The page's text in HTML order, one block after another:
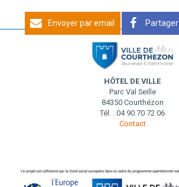
Envoyer par email Partager
HÔTEL DE VILLE
Parc Val Seille
84350 Courthézon
Tél. : 04 90 70 72 06
Contact